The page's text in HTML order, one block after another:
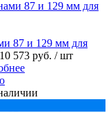
87 и 129 мм для
10 573 руб. / шт